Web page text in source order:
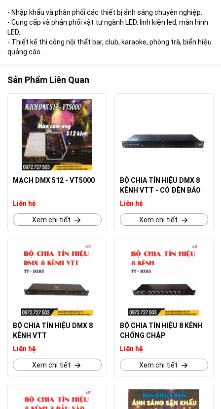
- Nhập khẩu và phân phối các thiết bị ánh sáng chuyên nghiệp.
- Cung cấp và phân phối vật tư ngành LED, linh kiện led, màn hình
LED.
- Thiết kế thi công nội thất bar, club, karaoke, phòng trà, biển hiệu
quảng cáo...
Sản Phẩm Liên Quan
MẠCH DMX 512 - VT5000
Liên hệ
Xem chi tiết
BỘ CHIA TÍN HIỆU DMX 8
KÊNH VTT - CÓ ĐÈN BÁO
Liên hệ
Xem chi tiết
BỘ CHIA TÍN HIỆU DMX 8
KÊNH VTT
Liên hệ
Xem chi tiết
BỘ CHIA TÍN HIỆU 8 KÊNH
CHỐNG CHẬP
Liên hệ
Xem chi tiết